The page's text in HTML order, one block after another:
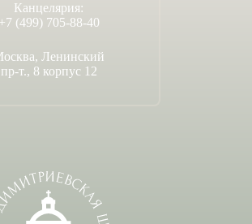
Канцелярия:
+7 (499) 705-88-40
Ленинский
пр-т., 8 корпус 12